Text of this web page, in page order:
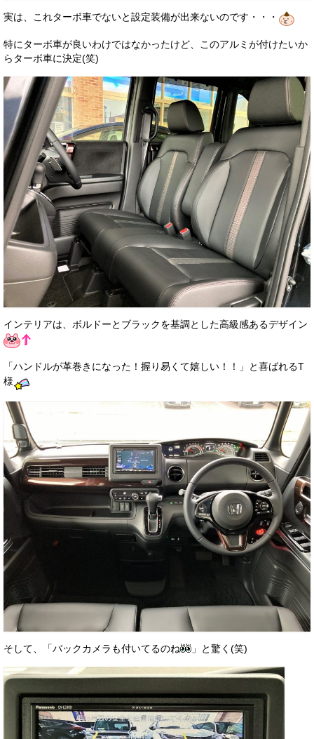
実は、これターボ車でないと設定装備が出来ないのです・・・
特にターボ車が良いわけではなかったけど、このアルミが付けたいか
らターボ車に決定(笑)
インテリアは、ボルドーとブラックを基調とした高級感あるデザイン
「ハンドルが革巻きになった！握り易くて嬉しい！！」と喜ばれるT
様
そして、「バックカメラも付いてるのね 」と驚く(笑)